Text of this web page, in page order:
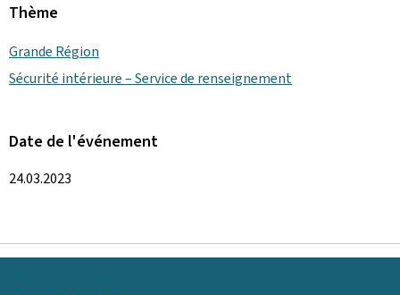
Thème
Grande Région
Sécurité intérieure – Service de renseignement
Date de l'événement
24.03.2023